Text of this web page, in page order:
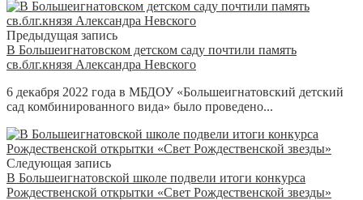
Предыдущая запись
В Большеигнатовском детском саду почтили память
св.блг.князя Александра Невского
6 декабря 2022 года в МБДОУ «Большеигнатовский детский
сад комбинированного вида» было проведено...
Следующая запись
В Большеигнатовской школе подвели итоги конкурса
Рождественской открытки «Свет Рождественской звезды»